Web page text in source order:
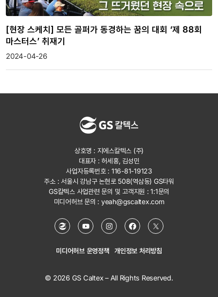
[현장 스케치] 모든 골퍼가 동경하는 꿈의 대회 ‘제 88회
마스터스’ 취재기
2024-04-26
상호명 : 지에스칼텍스 (주)
대표자 : 허세홍, 김성민
사업자등록번호 : 116-81-19123
주소 : 서울시 강남구 논현로 508(역삼동) GS타워
GS칼텍스 사업관련 문의 및 고객지원 :1:1문의
미디어허브 문의 : yeah@gscaltex.com
미디어허브 운영정책 개인정보 처리방침
© 2026 GS Caltex – All Rights Reserved.